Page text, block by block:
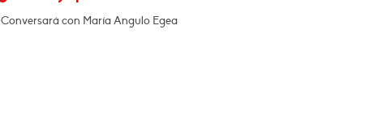
Conversará con María Angulo Egea